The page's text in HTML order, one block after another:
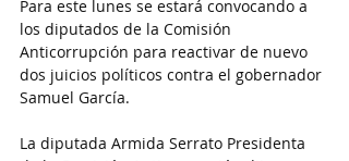
Para este lunes se estará convocando a
los diputados de la Comisión
Anticorrupción para reactivar de nuevo
dos juicios políticos contra el gobernador
Samuel García.
La diputada Armida Serrato Presidenta